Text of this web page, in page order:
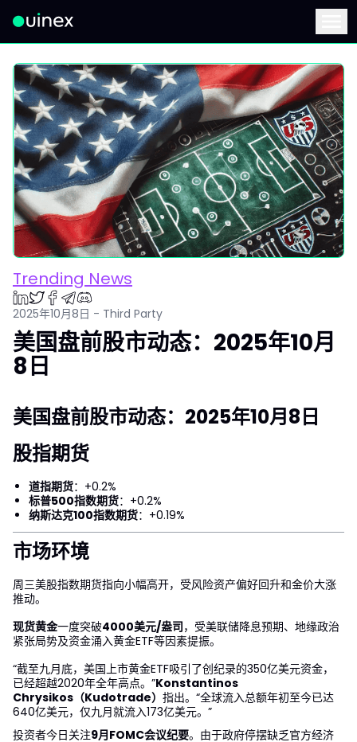
Trending News
2025年10月8日 - Third Party
美国盘前股市动态：2025年10月
8日
美国盘前股市动态：2025年10月8日
股指期货
道指期货：+0.2%
标普500指数期货：+0.2%
纳斯达克100指数期货：+0.19%
市场环境
周三美股指数期货指向小幅高开，受风险资产偏好回升和金价大涨
推动。
现货黄金一度突破4000美元/盎司，受美联储降息预期、地缘政治
紧张局势及资金涌入黄金ETF等因素提振。
“截至九月底，美国上市黄金ETF吸引了创纪录的350亿美元资金，
已经超越2020年全年高点。”Konstantinos
Chrysikos（Kudotrade） 指出。“全球流入总额年初至今已达
640亿美元，仅九月就流入173亿美元。”
投资者今日关注9月FOMC会议纪要。由于政府停摆缺乏官方经济